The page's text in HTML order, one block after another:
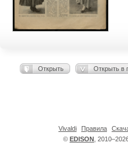
Открыть Открыть в
© EDISON ,
Vivaldi Правила